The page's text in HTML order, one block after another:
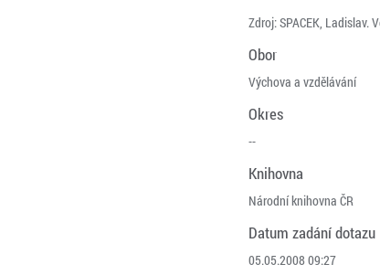
Zdroj: SPACEK, Ladislav.
Obor
Výchova a vzdělávání
Okres
--
Knihovna
Národní knihovna ČR
Datum zadání dotazu
05.05.2008 09:27